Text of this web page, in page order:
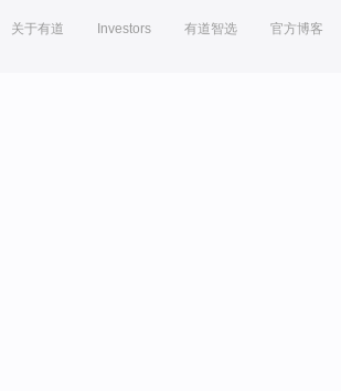
关于有道 Investors 有道智选 官方博客